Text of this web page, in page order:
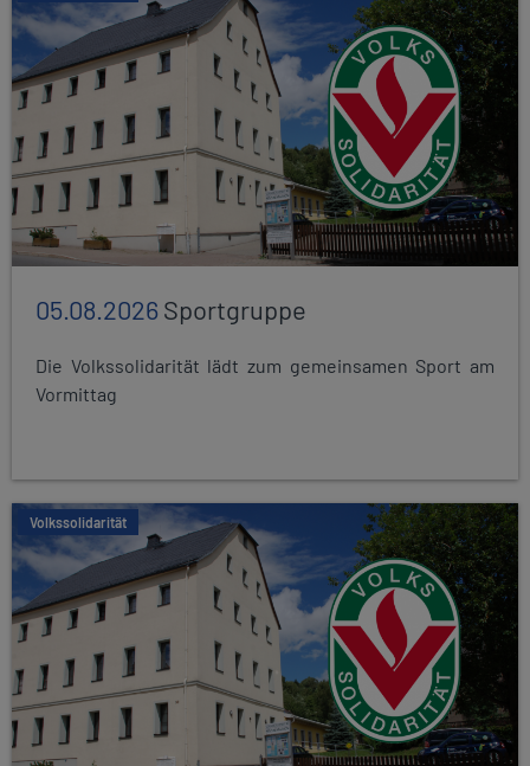
05.08.2026Sportgruppe
Die Volkssolidarität lädt zum gemeinsamen Sport am
Vormittag
Volkssolidarität